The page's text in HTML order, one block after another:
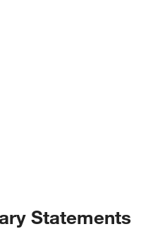
Statements